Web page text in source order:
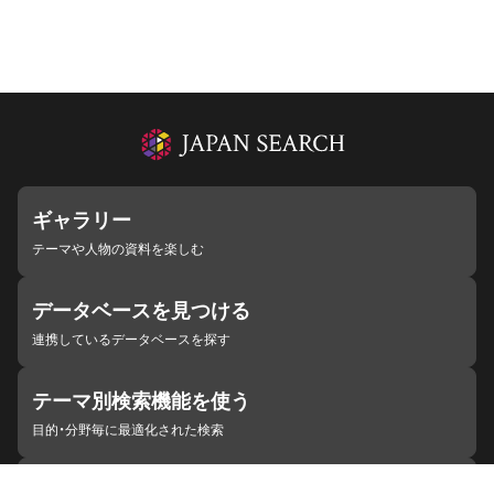
ギャラリー
テーマや人物の資料を楽しむ
データベースを見つける
連携しているデータベースを探す
テーマ別検索機能を使う
目的・分野毎に最適化された検索